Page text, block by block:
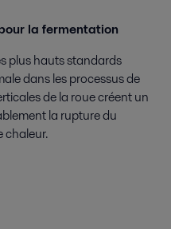
la fermentation
plus hauts standards
dans les processus de
de la roue créent un
la rupture du
chaleur.